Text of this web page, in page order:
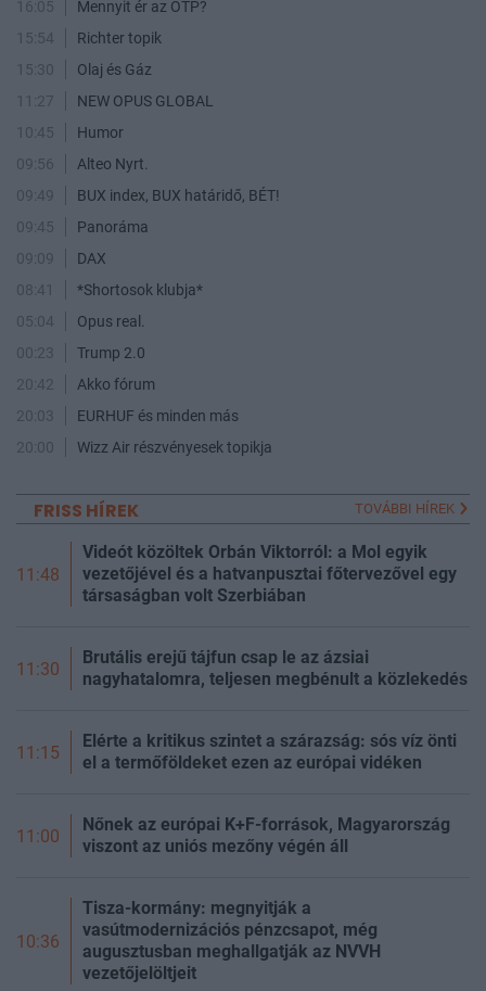
16:05
Mennyit ér az OTP?
15:54
Richter topik
15:30
Olaj és Gáz
11:27
NEW OPUS GLOBAL
10:45
Humor
09:56
Alteo Nyrt.
09:49
BUX index, BUX határidő, BÉT!
09:45
Panoráma
09:09
DAX
08:41
*Shortosok klubja*
05:04
Opus real.
00:23
Trump 2.0
20:42
Akko fórum
20:03
EURHUF és minden más
20:00
Wizz Air részvényesek topikja
FRISS HÍREK TOVÁBBI HÍREK
11:48
Videót közöltek Orbán Viktorról: a Mol egyik
vezetőjével és a hatvanpusztai főtervezővel egy
társaságban volt Szerbiában
11:30
Brutális erejű tájfun csap le az ázsiai
nagyhatalomra, teljesen megbénult a közlekedés
11:15
Elérte a kritikus szintet a szárazság: sós víz önti
el a termőföldeket ezen az európai vidéken
11:00
Nőnek az európai K+F-források, Magyarország
viszont az uniós mezőny végén áll
10:36
Tisza-kormány: megnyitják a
vasútmodernizációs pénzcsapot, még
augusztusban meghallgatják az NVVH
vezetőjelöltjeit